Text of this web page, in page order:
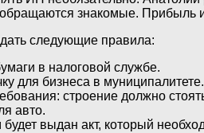
знакомые. Прибыль
следующие правила:
в налоговой службе.
для бизнеса в
строение должно
авто.
выдан акт, который